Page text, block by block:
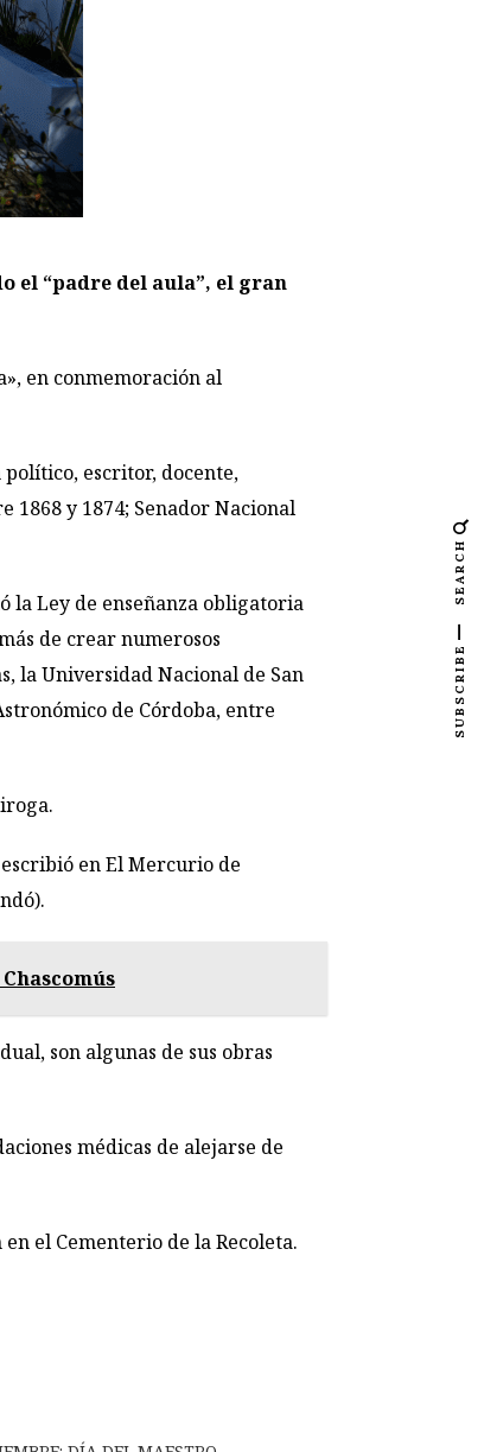
el “padre del aula”, el gran
en conmemoración al
político, escritor, docente,
y 1874; Senador Nacional
la Ley de enseñanza obligatoria
de crear numerosos
la Universidad Nacional de San
de Córdoba, entre
en El Mercurio de
son algunas de sus obras
médicas de alejarse de
el Cementerio de la Recoleta.
SEARCH
SUBSCRIBE